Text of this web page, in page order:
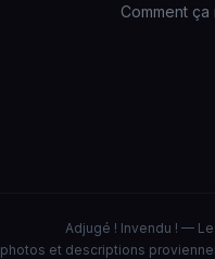
Comment ça
Adjugé ! Invendu ! —
et descriptions